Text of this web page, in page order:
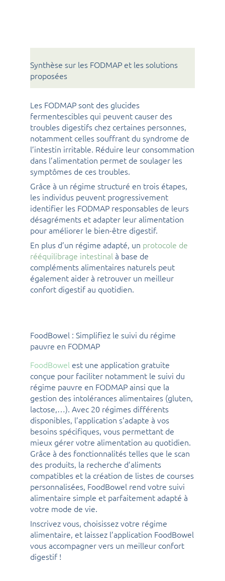
Synthèse sur les FODMAP et les solutions
proposées
Les FODMAP sont des glucides
fermentescibles qui peuvent causer des
troubles digestifs chez certaines personnes,
notamment celles souffrant du syndrome de
l’intestin irritable. Réduire leur consommation
dans l’alimentation permet de soulager les
symptômes de ces troubles.
Grâce à un régime structuré en trois étapes,
les individus peuvent progressivement
identifier les FODMAP responsables de leurs
désagréments et adapter leur alimentation
pour améliorer le bien-être digestif.
En plus d’un régime adapté, un protocole de
rééquilibrage intestinalà base de
compléments alimentaires naturels peut
également aider à retrouver un meilleur
confort digestif au quotidien.
FoodBowel : Simplifiez le suivi du régime
pauvre en FODMAP
FoodBowel est une application gratuite
conçue pour faciliter notamment le suivi du
régime pauvre en FODMAP ainsi que la
gestion des intolérances alimentaires (gluten,
lactose,…). Avec 20 régimes différents
disponibles, l’application s’adapte à vos
besoins spécifiques, vous permettant de
mieux gérer votre alimentation au quotidien.
Grâce à des fonctionnalités telles que le scan
des produits, la recherche d’aliments
compatibles et la création de listes de courses
personnalisées, FoodBowel rend votre suivi
alimentaire simple et parfaitement adapté à
votre mode de vie.
Inscrivez vous, choisissez votre régime
alimentaire, et laissez l’application FoodBowel
vous accompagner vers un meilleur confort
digestif !